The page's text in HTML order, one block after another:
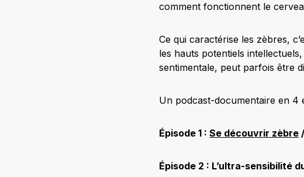
comment fonctionnent le
Ce qui caractérise les zèbres,
les hauts potentiels
sentimentale, peut parfois être
Un podcast-documentaire en 4
Épisode 1 : Se découvrir zèbre /
Épisode 2 : L’ultra-sensibilité